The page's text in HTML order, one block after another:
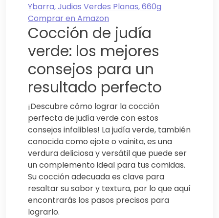
Ybarra, Judias Verdes Planas, 660g
Comprar en Amazon
Cocción de judía
verde: los mejores
consejos para un
resultado perfecto
¡Descubre cómo lograr la cocción
perfecta de judía verde con estos
consejos infalibles! La judía verde, también
conocida como ejote o vainita, es una
verdura deliciosa y versátil que puede ser
un complemento ideal para tus comidas.
Su cocción adecuada es clave para
resaltar su sabor y textura, por lo que aquí
encontrarás los pasos precisos para
lograrlo.